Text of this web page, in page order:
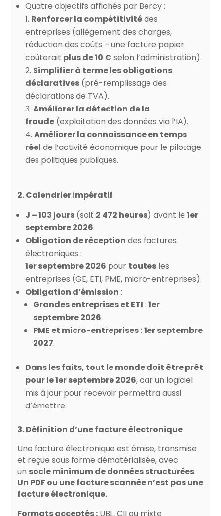
Quatre objectifs affichés par Bercy :
Renforcer la compétitivitédes
entreprises (allègement des charges,
réduction des coûts – une facture papier
coûterait plus de 10 € selon l’administration).
Simplifier à terme les obligations
déclaratives(pré-remplissage des
déclarations de TVA).
Améliorer la détection de la
fraude(exploitation des données via l’IA).
Améliorer la connaissance en temps
réel de l’activité économique pour le pilotage
des politiques publiques.
2. Calendrier impératif
J – 103 jours(soit 2 472 heures) avant le 1er
septembre 2026.
Obligation de réception des factures
électroniques :
1er septembre 2026 pour toutesles
entreprises (GE, ETI, PME, micro-entreprises).
Obligation d’émission :
Grandes entreprises et ETI : 1er
septembre 2026.
PME et micro-entreprises: 1er septembre
2027.
Dans les faits, tout le monde doit être prêt
pour le 1er septembre 2026, car un logiciel
mis à jour pour recevoir permettra aussi
d’émettre.
3. Définition d’une facture électronique
Une facture électronique est émise, transmise
et reçue sous forme dématérialisée, avec
un socle minimum de données structurées.
Un PDF ou une facture scannée n’est pas une
facture électronique.
Formats acceptés :UBL, CII ou mixte